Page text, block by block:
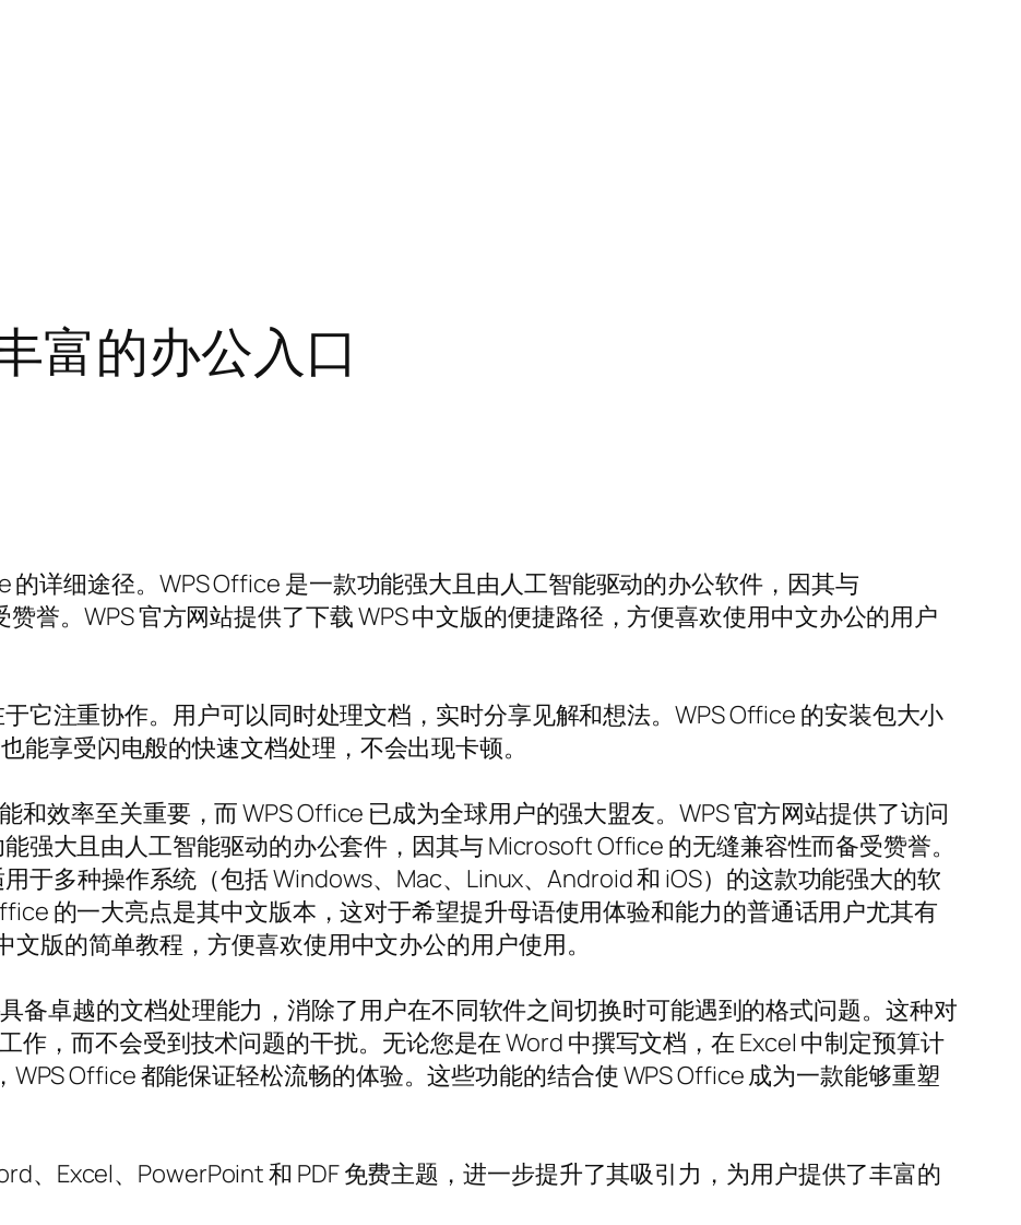
富的办公入口
的详细途径。WPS Office 是一款功能强大且由人工智能驱动的办公软件，因其与
誉。WPS 官方网站提供了下载 WPS 中文版的便捷路径，方便喜欢使用中文办公的用户
它注重协作。用户可以同时处理文档，实时分享见解和想法。WPS Office 的安装包大小
能享受闪电般的快速文档处理，不会出现卡顿。
和效率至关重要，而 WPS Office 已成为全球用户的强大盟友。WPS 官方网站提供了访问
强大且由人工智能驱动的办公套件，因其与 Microsoft Office 的无缝兼容性而备受赞誉。
于多种操作系统（包括 Windows、Mac、Linux、Android 和 iOS）的这款功能强大的软
的一大亮点是其中文版本，这对于希望提升母语使用体验和能力的普通话用户尤其有
文版的简单教程，方便喜欢使用中文办公的用户使用。
备卓越的文档处理能力，消除了用户在不同软件之间切换时可能遇到的格式问题。这种对
作，而不会受到技术问题的干扰。无论您是在 Word 中撰写文档，在 Excel 中制定预算计
Office 都能保证轻松流畅的体验。这些功能的结合使 WPS Office 成为一款能够重塑
、Excel、PowerPoint 和 PDF 免费主题，进一步提升了其吸引力，为用户提供了丰富的